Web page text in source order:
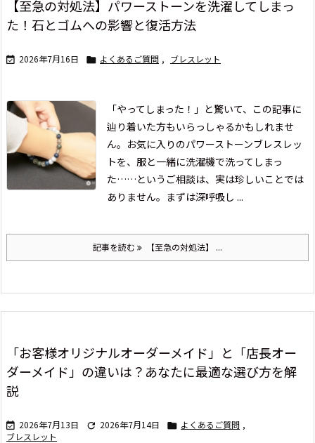
【至急の対処法】パワーストーンを洗濯してしまっ
た！石とゴムへの影響と復活方法
 2026年7月16日  よくあるご質問 , ブレスレット
「やってしまった！」と驚いて、この記事に
辿り着いた方もいらっしゃるかもしれませ
ん。 お気に入りのパワーストーンブレスレッ
トを、服と一緒に洗濯機で洗ってしまっ
た……というご相談は、実は珍しいことでは
ありません。まずは深呼吸し ...
記事を読む 【至急の対処法】 ...
「お客様オリジナルオーダーメイド」と「店長オー
ダーメイド」の違いは？あなたに最適な選び方を解
説
 2026年7月13日  2026年7月14日  よくあるご質問 ,
ブレスレット